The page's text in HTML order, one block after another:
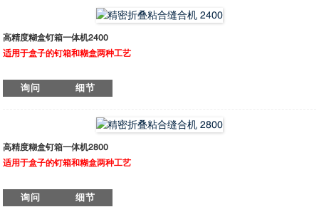
（左右各一），两套上部电子涂胶系统，其中一套用于热熔胶涂布（1把喷枪），另
一套用于冷胶涂布（配有3把喷枪）。
高精度糊盒钉箱一体机2400
适用于盒子的钉箱和糊盒两种工艺
Megafold Pro 2400 ST 配备全伺服控制系统，确保设备运行稳定且高精度。线性导
轨设计保证运动平稳，有效避免不必要的振动，保障生产质量。最新控制系统搭载
需繁琐换刀。 打钉头采用意大利知名品牌 Simca，钉箱速度可达每分钟1500针，
实现高效生产。定型装置不仅可对纸箱前后进行定型，还可对左右侧面定型，满足
重型瓦楞包装高端市场需求，大幅提升包装质量与生产效率。
询问 细节
高精度糊盒钉箱一体机2800
适用于盒子的钉箱和糊盒两种工艺
Megafold Pro 2800 ST 配备全伺服控制系统，确保机器运行稳定且精度高。采用线
性导轨设计，运动平稳，有效避免不必要的振动，保障生产质量。最新控制系统配
询问 细节